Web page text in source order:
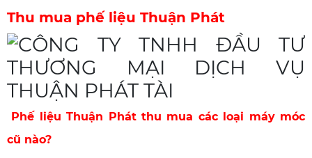
Thu mua phế liệu Thuận Phát
Phế liệu Thuận Phát thu mua các loại máy móc
cũ nào?